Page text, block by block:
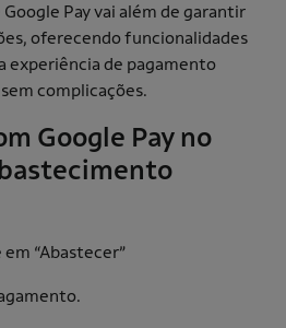
Pay vai além de garantir
oferecendo funcionalidades
experiência de pagamento
complicações.
Google Pay no
“Abastecer”